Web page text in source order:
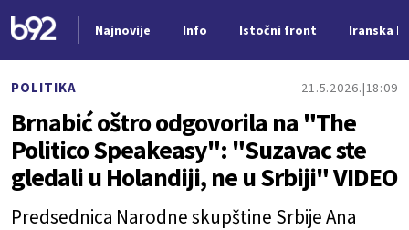
Najnovije Info Istočni front Iranska
POLITIKA 21.5.2026. 18:09
Brnabić oštro odgovorila na "The
Politico Speakeasy": "Suzavac ste
gledali u Holandiji, ne u Srbiji" VIDEO
Predsednica Narodne skupštine Srbije Ana